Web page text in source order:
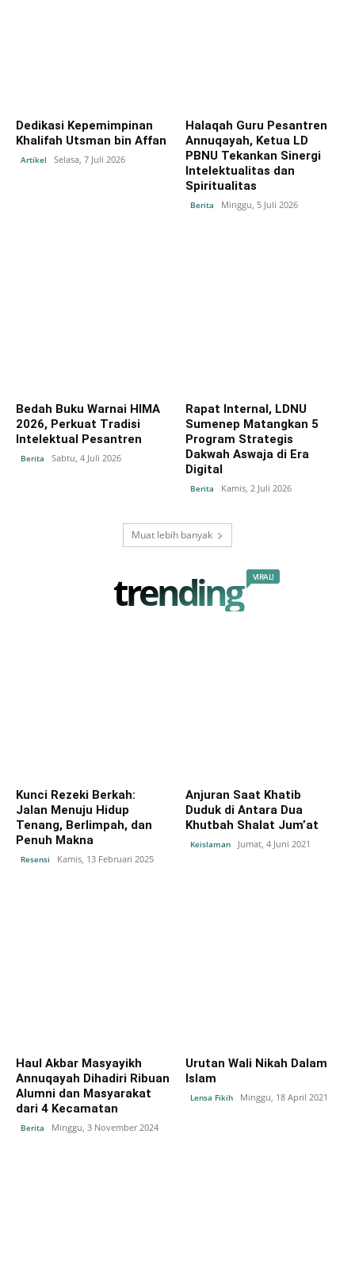
Dedikasi Kepemimpinan
Khalifah Utsman bin Affan
Artikel Selasa, 7 Juli 2026
Halaqah Guru Pesantren
Annuqayah, Ketua LD
PBNU Tekankan Sinergi
Intelektualitas dan
Spiritualitas
Berita Minggu, 5 Juli 2026
Bedah Buku Warnai HIMA
2026, Perkuat Tradisi
Intelektual Pesantren
Berita Sabtu, 4 Juli 2026
Rapat Internal, LDNU
Sumenep Matangkan 5
Program Strategis
Dakwah Aswaja di Era
Digital
Berita Kamis, 2 Juli 2026
Muat lebih banyak
trending VIRAL!
Kunci Rezeki Berkah:
Jalan Menuju Hidup
Tenang, Berlimpah, dan
Penuh Makna
Resensi Kamis, 13 Februari 2025
Anjuran Saat Khatib
Duduk di Antara Dua
Khutbah Shalat Jum’at
Keislaman Jumat, 4 Juni 2021
Haul Akbar Masyayikh
Annuqayah Dihadiri Ribuan
Alumni dan Masyarakat
dari 4 Kecamatan
Berita Minggu, 3 November 2024
Urutan Wali Nikah Dalam
Islam
Lensa Fikih Minggu, 18 April 2021